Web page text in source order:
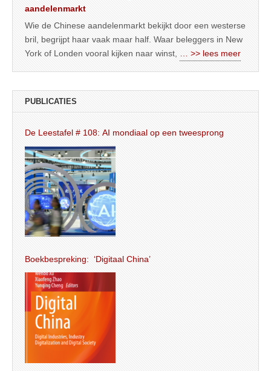
aandelenmarkt
Wie de Chinese aandelenmarkt bekijkt door een westerse
bril, begrijpt haar vaak maar half. Waar beleggers in New
York of Londen vooral kijken naar winst,
… >> lees meer
PUBLICATIES
De Leestafel # 108: AI mondiaal op een tweesprong
Boekbespreking: ‘Digitaal China’